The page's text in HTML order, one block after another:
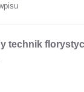
technik